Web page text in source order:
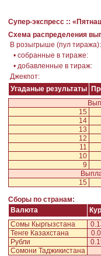
Супер-экспресс ::
Схема распределения
В розыгрыше (пул тиража):
• собранные в тираже:
• добавленные в тираж:
Джекпот:
Угаданые результаты
15
14
13
12
11
10
9
15
Сборы по странам:
Валюта
Сомы Кыргызстана
Тенге Казахстана
Рубли
Сомони Таджикистана